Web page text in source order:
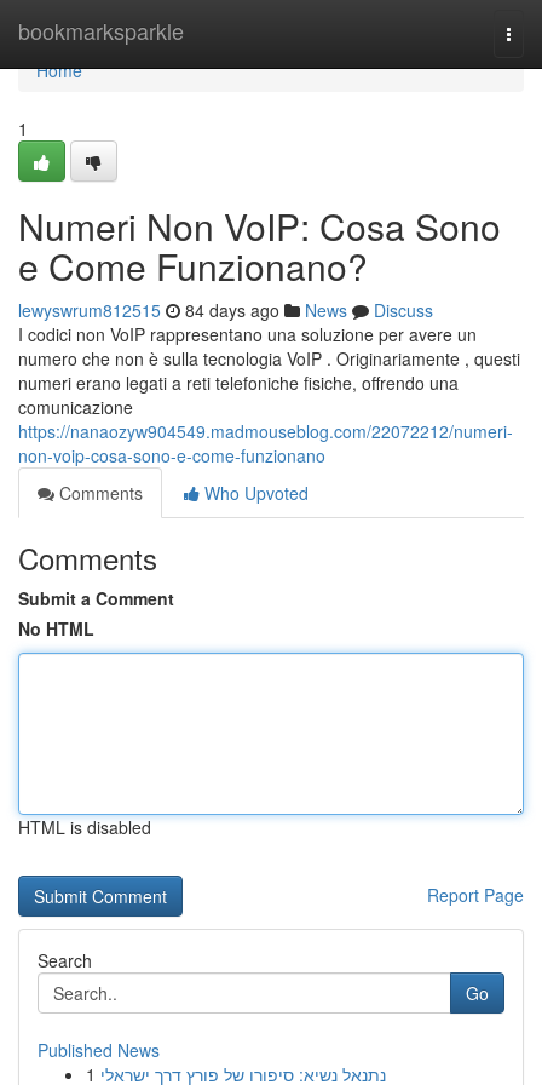
bookmarksparkle
Home
Home
1
Numeri Non VoIP: Cosa Sono
e Come Funzionano?
lewyswrum812515 84 days ago News
Discuss
I codici non VoIP rappresentano una soluzione per avere un
numero che non è sulla tecnologia VoIP . Originariamente , questi
numeri erano legati a reti telefoniche fisiche, offrendo una
comunicazione
https://nanaozyw904549.madmouseblog.com/22072212/numeri-
non-voip-cosa-sono-e-come-funzionano
Comments
Who Upvoted
Comments
Submit a Comment
No HTML
HTML is disabled
Report Page
Search
Go
Published News
1 נתנאל נשיא: סיפורו של פורץ דרך ישראלי